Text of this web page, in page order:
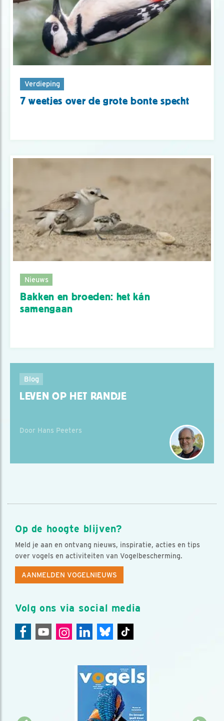
Verdieping
7 weetjes over de grote bonte specht
Nieuws
Bakken en broeden: het kán
samengaan
Blog
LEVEN OP HET RANDJE
Door Hans Peeters
Op de hoogte blijven?
Meld je aan en ontvang nieuws, inspiratie, acties en tips
over vogels en activiteiten van Vogelbescherming.
AANMELDEN VOGELNIEUWS
Volg ons via social media